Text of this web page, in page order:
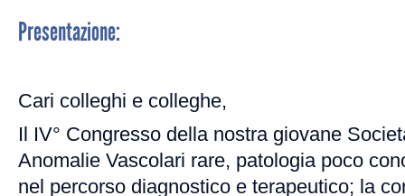
Presentazione:
Cari colleghi e colleghe,
Il IV° Congresso della nostra giovane
Anomalie Vascolari rare, patologia poco
nel percorso diagnostico e terapeutico; la